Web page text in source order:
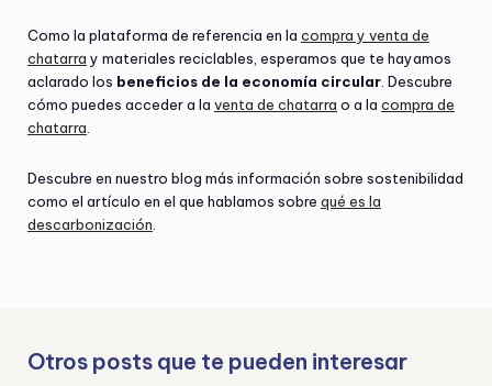
Como la plataforma de referencia en la compra y venta de
chatarra y materiales reciclables, esperamos que te hayamos
aclarado los beneficios de la economía circular . Descubre
cómo puedes acceder a la venta de chatarra o a la compra de
chatarra
Descubre en nuestro blog más información sobre sostenibilidad
como el artículo en el que hablamos sobre qué es la
descarbonización
Otros posts que te pueden interesar